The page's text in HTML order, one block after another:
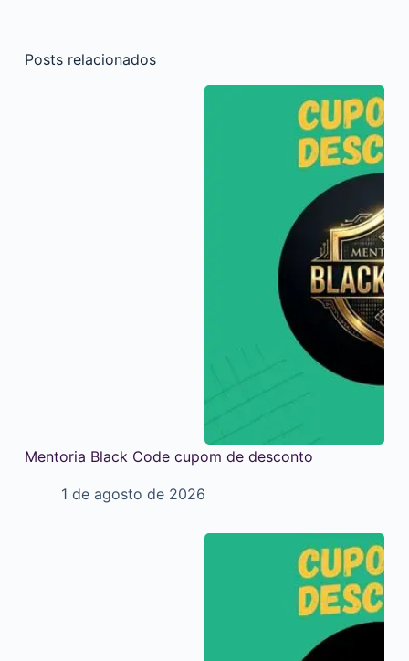
Posts relacionados
Mentoria Black Code cupom de desconto
1 de agosto de 2026